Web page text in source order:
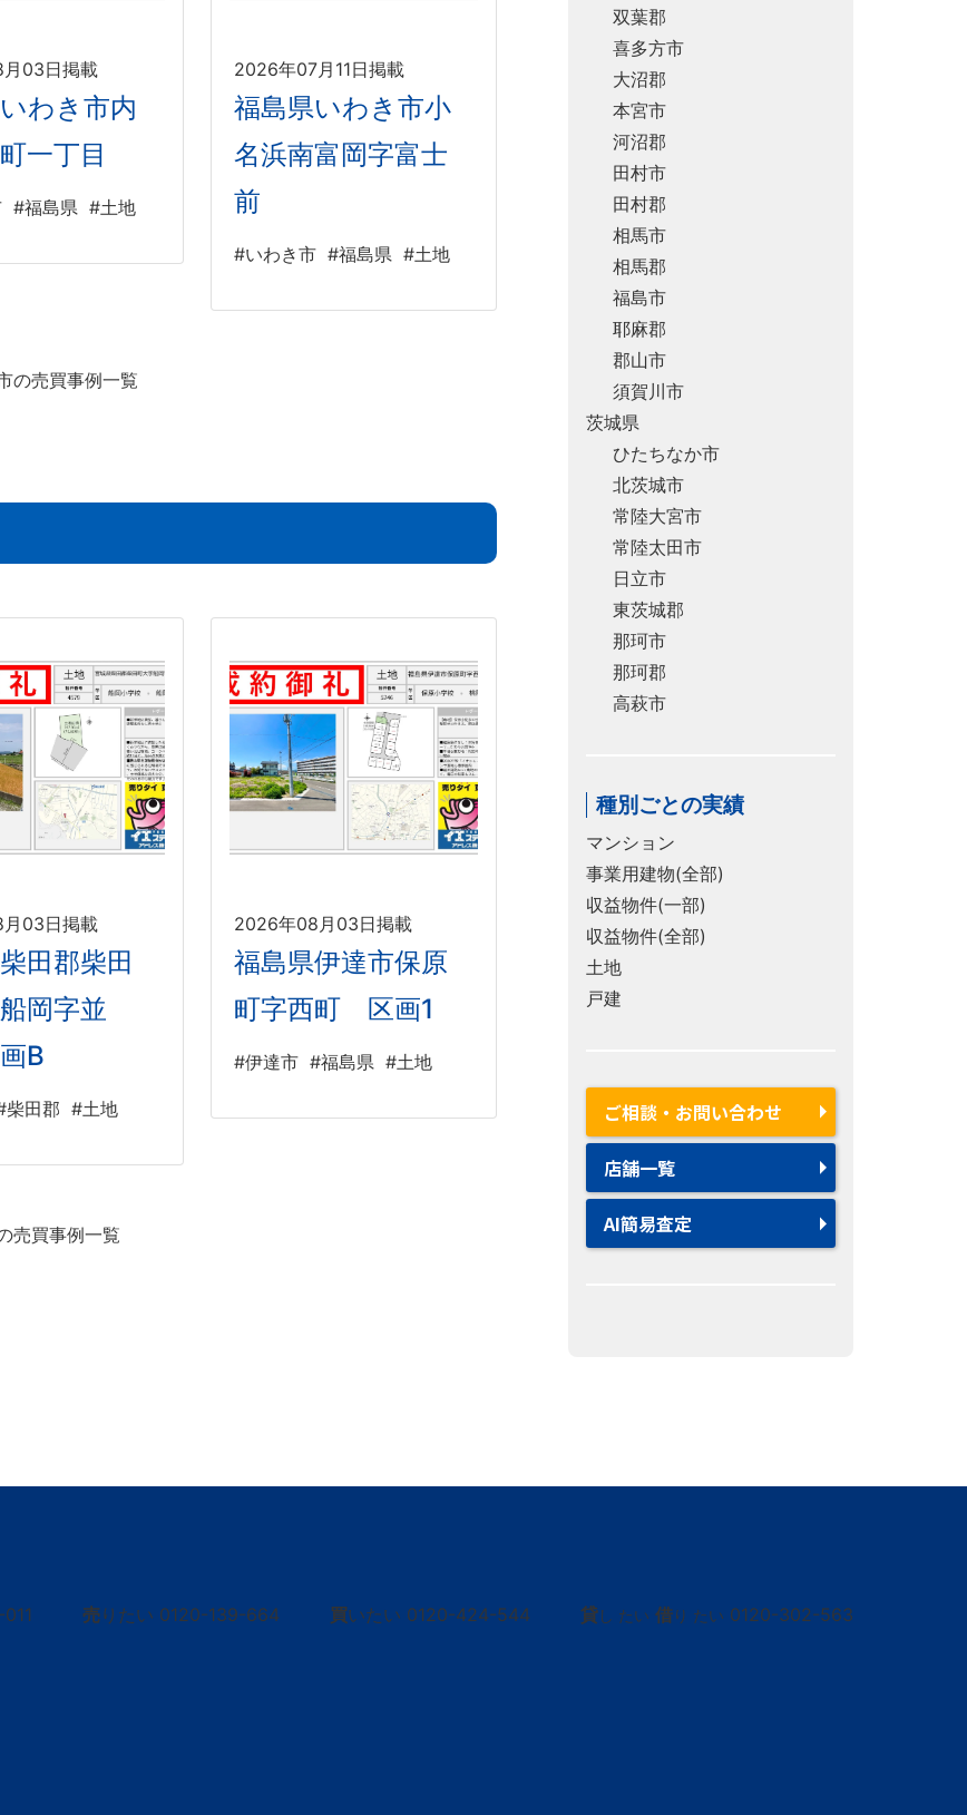
03日掲載
わき市内
一丁目
#福島県 #土地
2026年07月11日掲載
福島県いわき市小
名浜南富岡字富士
前
#いわき市 #福島県 #土地
の売買事例一覧
03日掲載
田郡柴田
岡字並
B
柴田郡 #土地
2026年08月03日掲載
福島県伊達市保原
町字西町 区画1
#伊達市 #福島県 #土地
売買事例一覧
双葉郡
喜多方市
大沼郡
本宮市
河沼郡
田村市
田村郡
相馬市
相馬郡
福島市
耶麻郡
郡山市
須賀川市
茨城県
ひたちなか市
北茨城市
常陸大宮市
常陸太田市
日立市
東茨城郡
那珂市
那珂郡
高萩市
種別ごとの実績
マンション
事業用建物(全部)
収益物件(一部)
収益物件(全部)
土地
戸建
ご相談・お問い合わせ
店舗一覧
AI簡易査定
売りたい 0120-139-664 買いたい 0120-424-544 貸し たい 借り たい 0120-302-563